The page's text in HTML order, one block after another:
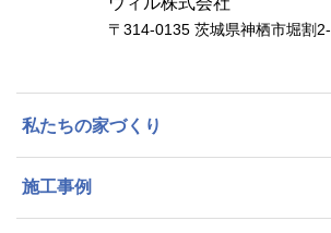
〒314-0135 茨城県神栖市堀割
私たちの家づくり
施工事例